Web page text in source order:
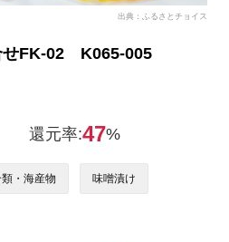
出典：ふるさとチョイス
せFK-02 K065-005
還元率:47%
・海産物 味噌漬け